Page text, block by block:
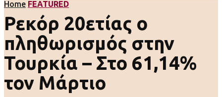
Home FEATURED
Ρεκόρ 20ετίας ο
πληθωρισμός στην
Τουρκία – Στο 61,14%
τον Μάρτιο